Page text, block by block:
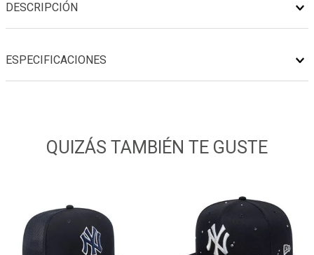
DESCRIPCIÓN
ESPECIFICACIONES
QUIZÁS TAMBIÉN TE GUSTE